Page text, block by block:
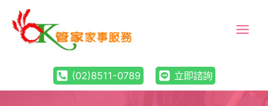
(02)8511-0789 立即諮詢